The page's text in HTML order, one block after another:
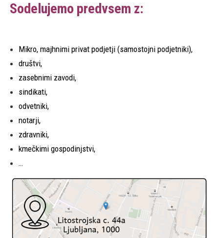
Sodelujemo predvsem z:
Mikro, majhnimi privat podjetji (samostojni podjetniki),
društvi,
zasebnimi zavodi,
sindikati,
odvetniki,
notarji,
zdravniki,
kmečkimi gospodinjstvi,
…